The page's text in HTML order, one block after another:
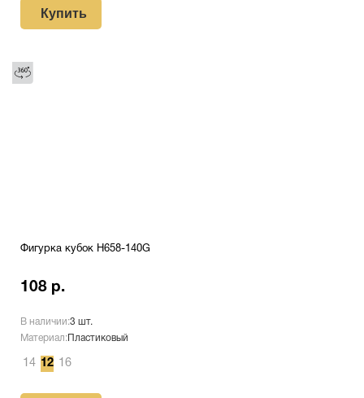
Купить
Фигурка кубок H658-140G
108 р.
В наличии:3 шт.
Материал: Пластиковый
14 12 16